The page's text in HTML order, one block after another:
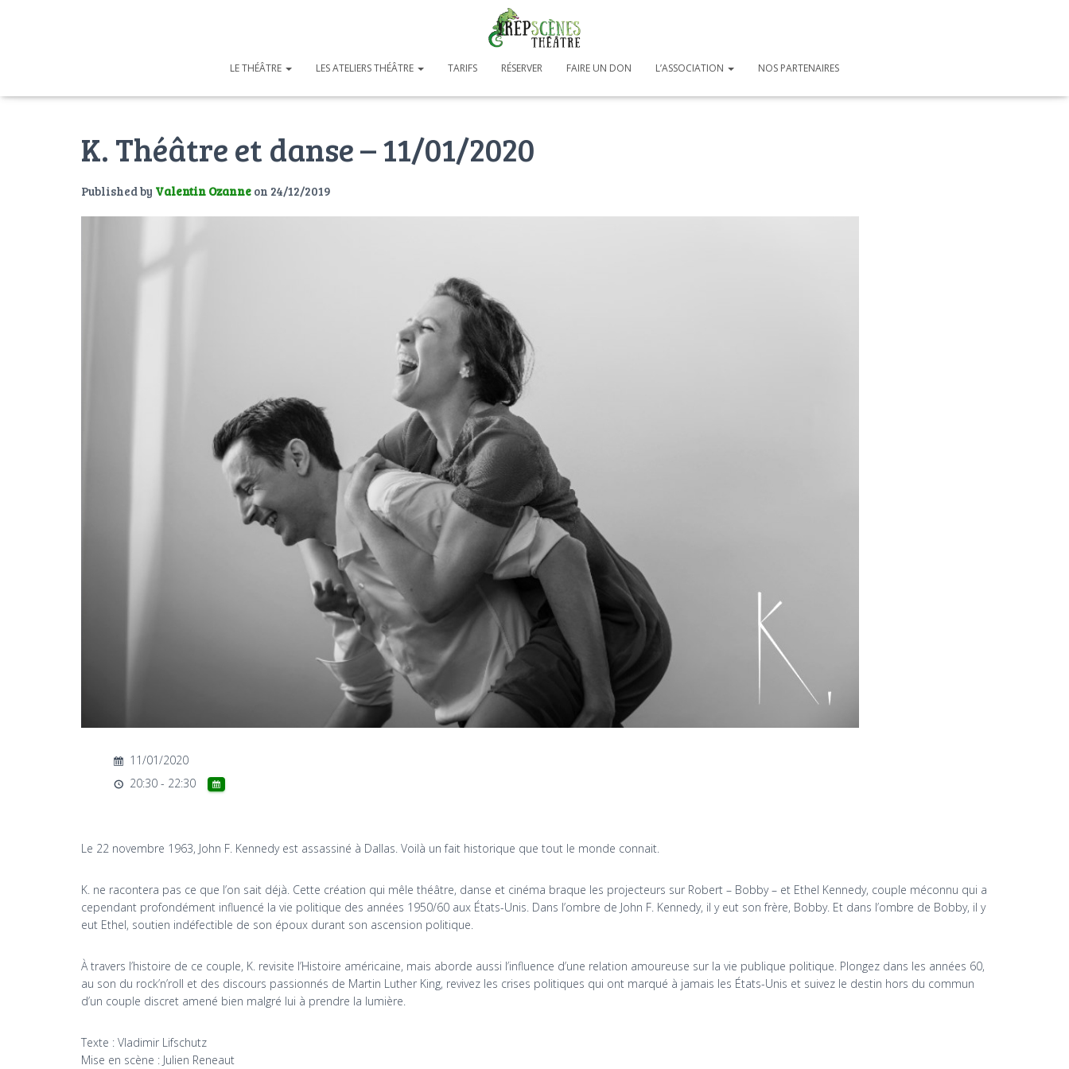
LE THÉÂTRE LES ATELIERS THÉÂTRE TARIFS RÉSERVER FAIRE UN DON L’ASSOCIATION NOS PARTENAIRES
K. Théâtre et danse – 11/01/2020
Published by Valentin Ozanne on 24/12/2019
11/01/2020
20:30 - 22:30
Le 22 novembre 1963, John F. Kennedy est assassiné à Dallas. Voilà un fait historique que tout le monde connait.
K. ne racontera pas ce que l’on sait déjà. Cette création qui mêle théâtre, danse et cinéma braque les projecteurs sur Robert – Bobby – et Ethel Kennedy, couple méconnu qui a
cependant profondément influencé la vie politique des années 1950/60 aux États-Unis. Dans l’ombre de John F. Kennedy, il y eut son frère, Bobby. Et dans l’ombre de Bobby, il y
eut Ethel, soutien indéfectible de son époux durant son ascension politique.
À travers l’histoire de ce couple, K. revisite l’Histoire américaine, mais aborde aussi l’influence d’une relation amoureuse sur la vie publique politique. Plongez dans les années 60,
au son du rock’n’roll et des discours passionnés de Martin Luther King, revivez les crises politiques qui ont marqué à jamais les États-Unis et suivez le destin hors du commun
d’un couple discret amené bien malgré lui à prendre la lumière.
Texte : Vladimir Lifschutz
Mise en scène : Julien Reneaut